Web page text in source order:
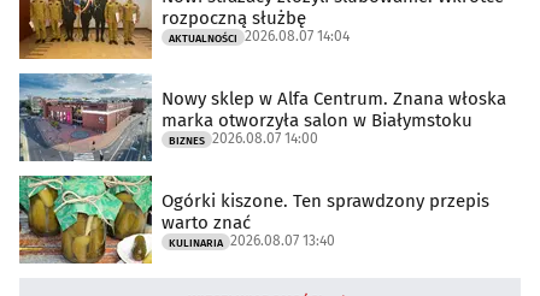
rozpoczną służbę
AKTUALNOŚCI 2026.08.07 14:04
Nowy sklep w Alfa Centrum. Znana włoska
marka otworzyła salon w Białymstoku
BIZNES 2026.08.07 14:00
Ogórki kiszone. Ten sprawdzony przepis
warto znać
KULINARIA 2026.08.07 13:40